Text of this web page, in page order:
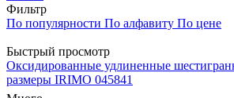
Фильтр
По популярности По алфавиту По цене
Быстрый просмотр
Оксидированные удлиненные
размеры IRIMO 045841